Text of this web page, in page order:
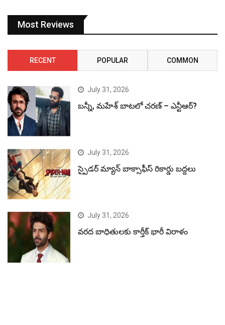
Most Reviews
RECENT POPULAR COMMON
July 31, 2026
బన్నీ, మహేశ్ బాటలో చరణ్ – ఎన్టీఆర్?
July 31, 2026
స్పైడర్ మ్యాన్ బాక్సాఫీస్ రికార్డు బద్దలు
July 31, 2026
వరద బాధితులకు కార్తీక్ భారీ విరాళం